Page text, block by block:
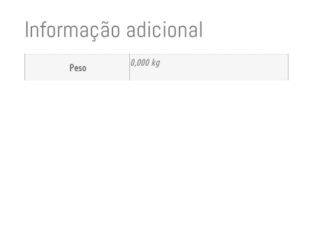
Informação adicional
Peso 0,000 kg